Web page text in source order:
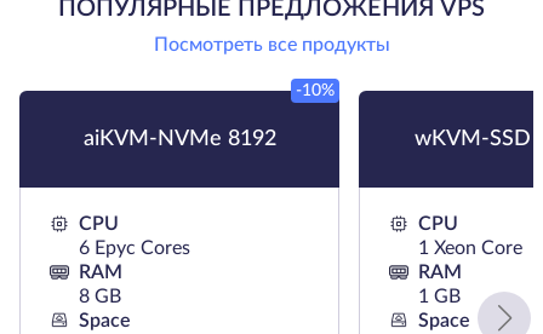
ПОПУЛЯРНЫЕ ПРЕДЛОЖЕНИЯ VPS
Посмотреть все продукты
aiKVM-NVMe 8192
-10%
CPU
6 Epyc Cores
RAM
8 GB
Space
wKVM-SSD
CPU
1 Xeon Core
RAM
1 GB
Space